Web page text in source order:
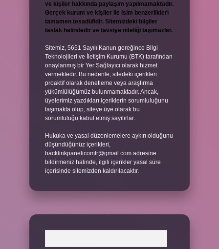
ve kişiler hakkında paylaşım yapılmamaktadır.
Gerçek kurum ve kişiler ile isim benzerlikleri
tamamen tesadüfidir. Sitemizdeki bilgiler
taslak halindedir ve tavsiye niteliği taşımazlar.
Sitemiz, 5651 Sayılı Kanun gereğince Bilgi
Teknolojileri ve İletişim Kurumu (BTK) tarafından
onaylanmış bir Yer Sağlayıcı olarak hizmet
vermektedir. Bu nedenle, sitedeki içerikleri
proaktif olarak denetleme veya araştırma
yükümlülüğümüz bulunmamaktadır. Ancak,
üyelerimiz yazdıkları içeriklerin sorumluluğunu
taşımakta olup, siteye üye olarak bu
sorumluluğu kabul etmiş sayılırlar.
Hukuka ve yasal düzenlemelere aykırı olduğunu
düşündüğünüz içerikleri,
backlinkpanelicomtr@gmail.com adresine
bildirmeniz halinde, ilgili içerikler yasal süre
içerisinde sitemizden kaldırılacaktır.